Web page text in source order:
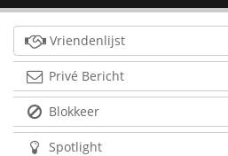
Vriendenlijst
Privé Bericht
Blokkeer
Spotlight